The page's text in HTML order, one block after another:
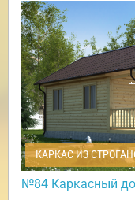
КАРКАС ИЗ
№84 Каркасный